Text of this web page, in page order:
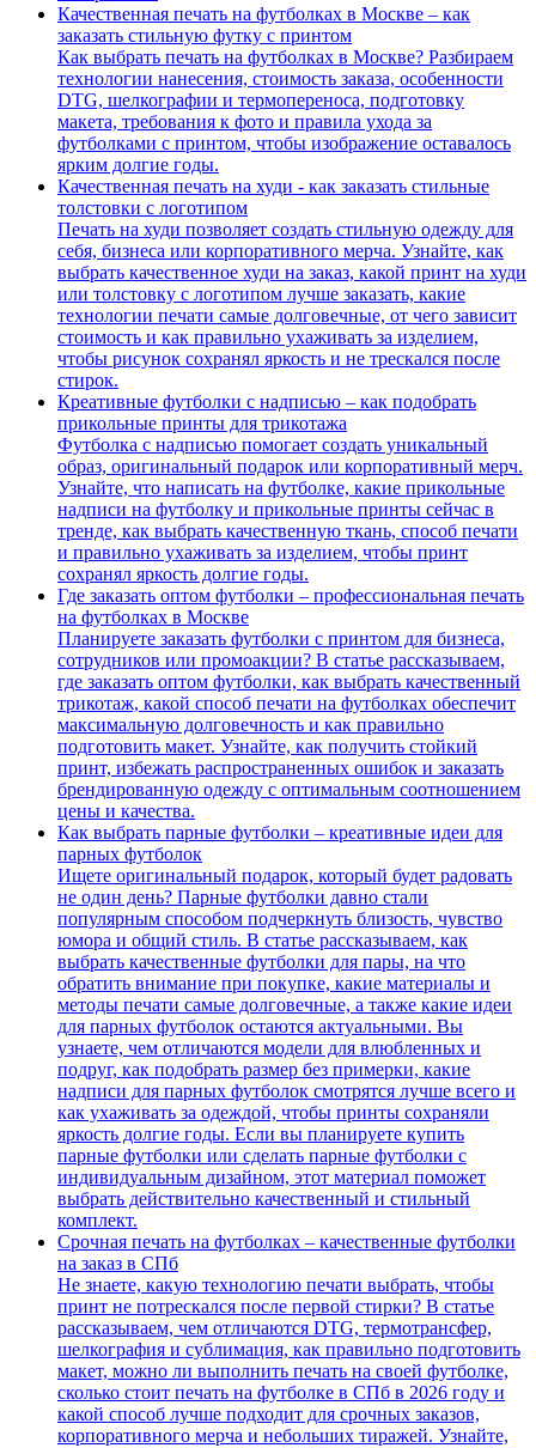
Качественная печать на футболках в Москве – как
заказать стильную футку с принтом
Как выбрать печать на футболках в Москве? Разбираем
технологии нанесения, стоимость заказа, особенности
DTG, шелкографии и термопереноса, подготовку
макета, требования к фото и правила ухода за
футболками с принтом, чтобы изображение оставалось
ярким долгие годы.
Качественная печать на худи - как заказать стильные
толстовки с логотипом
Печать на худи позволяет создать стильную одежду для
себя, бизнеса или корпоративного мерча. Узнайте, как
выбрать качественное худи на заказ, какой принт на худи
или толстовку с логотипом лучше заказать, какие
технологии печати самые долговечные, от чего зависит
стоимость и как правильно ухаживать за изделием,
чтобы рисунок сохранял яркость и не трескался после
стирок.
Креативные футболки с надписью – как подобрать
прикольные принты для трикотажа
Футболка с надписью помогает создать уникальный
образ, оригинальный подарок или корпоративный мерч.
Узнайте, что написать на футболке, какие прикольные
надписи на футболку и прикольные принты сейчас в
тренде, как выбрать качественную ткань, способ печати
и правильно ухаживать за изделием, чтобы принт
сохранял яркость долгие годы.
Где заказать оптом футболки – профессиональная печать
на футболках в Москве
Планируете заказать футболки с принтом для бизнеса,
сотрудников или промоакции? В статье рассказываем,
где заказать оптом футболки, как выбрать качественный
трикотаж, какой способ печати на футболках обеспечит
максимальную долговечность и как правильно
подготовить макет. Узнайте, как получить стойкий
принт, избежать распространенных ошибок и заказать
брендированную одежду с оптимальным соотношением
цены и качества.
Как выбрать парные футболки – креативные идеи для
парных футболок
Ищете оригинальный подарок, который будет радовать
не один день? Парные футболки давно стали
популярным способом подчеркнуть близость, чувство
юмора и общий стиль. В статье рассказываем, как
выбрать качественные футболки для пары, на что
обратить внимание при покупке, какие материалы и
методы печати самые долговечные, а также какие идеи
для парных футболок остаются актуальными. Вы
узнаете, чем отличаются модели для влюбленных и
подруг, как подобрать размер без примерки, какие
надписи для парных футболок смотрятся лучше всего и
как ухаживать за одеждой, чтобы принты сохраняли
яркость долгие годы. Если вы планируете купить
парные футболки или сделать парные футболки с
индивидуальным дизайном, этот материал поможет
выбрать действительно качественный и стильный
комплект.
Срочная печать на футболках – качественные футболки
на заказ в СПб
Не знаете, какую технологию печати выбрать, чтобы
принт не потрескался после первой стирки? В статье
рассказываем, чем отличаются DTG, термотрансфер,
шелкография и сублимация, как правильно подготовить
макет, можно ли выполнить печать на своей футболке,
сколько стоит печать на футболке в СПб в 2026 году и
какой способ лучше подходит для срочных заказов,
корпоративного мерча и небольших тиражей. Узнайте,